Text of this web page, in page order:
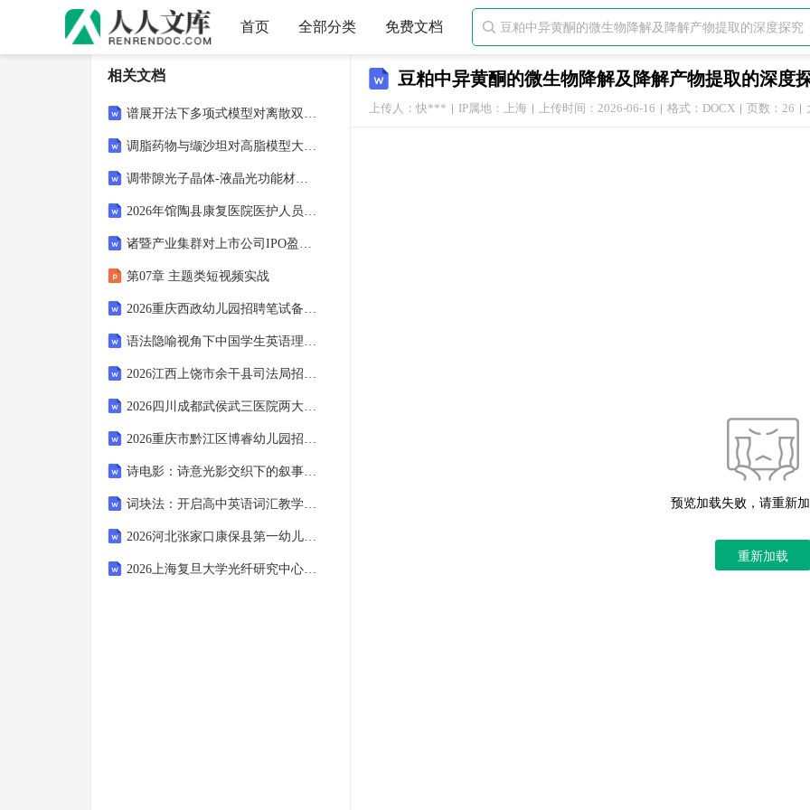
首页 全部分类 免费文档 
豆粕中异黄酮的微生物降解及降解产物提取的深度
上传人：快*** IP属地：上海 上传时间：2026-06-16 格式：DOCX 页数：26
预览加载失败，请重新
重新加载
相关文档
谱展开法下多项式模型对离散双障碍期权定价的深度剖析与实证研究
调脂药物与缬沙坦对高脂模型大鼠动脉粥样硬化的作用及分子机制探究
调带隙光子晶体-液晶光功能材料：制备工艺与调控机理的深度剖析
2026年馆陶县康复医院医护人员招聘笔试模拟试题及答案详解
诸暨产业集群对上市公司IPO盈余管理的影响：基于企业信誉的深度剖析
第07章 主题类短视频实战
2026重庆西政幼儿园招聘笔试备考题库及答案详解
语法隐喻视角下中国学生英语理解能力的多维剖析与提升路径
2026江西上饶市余干县司法局招聘1人笔试模拟试题及答案详解
2026四川成都武侯武三医院两大院长助理岗位招聘（定向培养至副院长）考试参考题库及答案详解
2026重庆市黔江区博睿幼儿园招聘考试模拟试题及答案详解
诗电影：诗意光影交织下的叙事密码探寻
词块法：开启高中英语词汇教学新征程
2026河北张家口康保县第一幼儿园就业见习人员招聘考试模拟试题及答案详解
2026上海复旦大学光纤研究中心（筹）人才招聘笔试备考试题及答案详解